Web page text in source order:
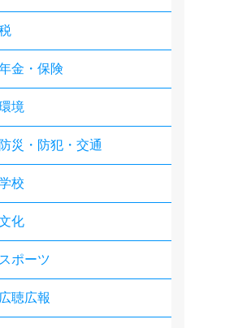
金・保険
境
防災・防犯・交通
校
化
スポーツ
広聴広報